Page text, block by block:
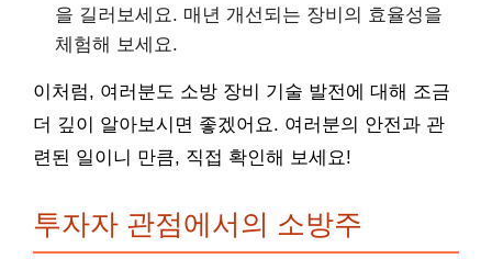
을 길러보세요. 매년 개선되는 장비의 효율성을
체험해 보세요.
이처럼, 여러분도 소방 장비 기술 발전에 대해 조금
더 깊이 알아보시면 좋겠어요. 여러분의 안전과 관
련된 일이니 만큼, 직접 확인해 보세요!
투자자 관점에서의 소방주